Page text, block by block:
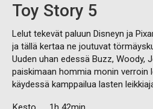
Toy Story 5
Lelut tekevät paluun Disneyn ja
ja tällä kertaa ne joutuvat
Uuden uhan edessä Buzz, Woody,
paiskimaan hommia monin verroin
käydessä kamppailua lasten